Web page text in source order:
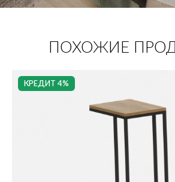
ПОХОЖИЕ
КРЕДИТ 4%